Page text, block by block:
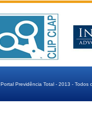
Portal Previdência Total - 2013 - Todos